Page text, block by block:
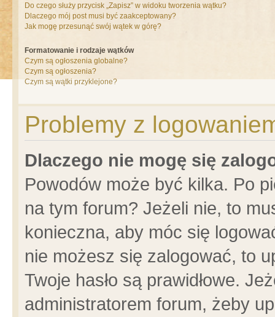
Do czego służy przycisk „Zapisz” w widoku tworzenia wątku?
Dlaczego mój post musi być zaakceptowany?
Jak mogę przesunąć swój wątek w górę?
Formatowanie i rodzaje wątków
Czym są ogłoszenia globalne?
Czym są ogłoszenia?
Czym są wątki przyklejone?
Problemy z
Dlaczego nie mogę się
Powodów może być kilka. Po
na tym forum? Jeżeli nie, to
konieczna, aby móc się
nie możesz się zalogować, to
Twoje hasło są prawidłowe.
administratorem forum, żeby